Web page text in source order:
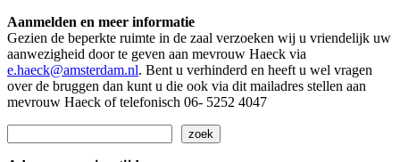
Aanmelden en meer informatie
Gezien de beperkte ruimte in de zaal verzoeken wij u vriendelijk uw
aanwezigheid door te geven aan mevrouw Haeck via
e.haeck@amsterdam.nl. Bent u verhinderd en heeft u wel vragen
over de bruggen dan kunt u die ook via dit mailadres stellen aan
mevrouw Haeck of telefonisch 06- 5252 4047
zoek